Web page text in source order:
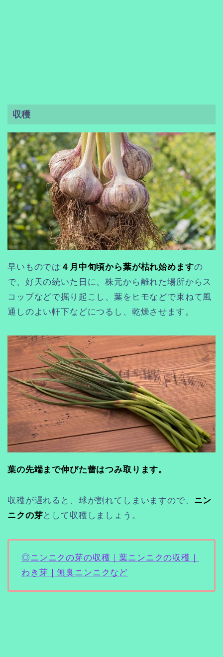
収穫
早いものでは ４月中旬頃から葉が枯れ始めますの
で、好天の続いた日に、株元から離れた場所からス
コップなどで掘り起こし、葉をヒモなどで束ねて風
通しのよい軒下などにつるし、乾燥させます。
葉の先端まで伸びた蕾はつみ取ります。
収穫が遅れると、球が割れてしまいますので、 ニン
ニクの芽として収穫しましょう。
◎ニンニクの芽の収穫｜葉ニンニクの収穫｜
わき芽｜無臭ニンニクなど